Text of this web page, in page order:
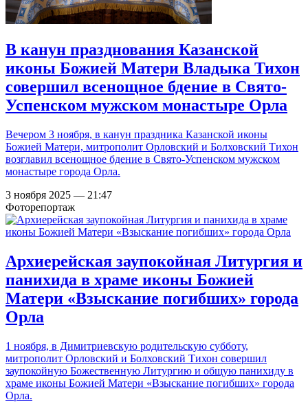
В канун празднования Казанской
иконы Божией Матери Владыка Тихон
совершил всенощное бдение в Свято-
Успенском мужском монастыре Орла
Вечером 3 ноября, в канун праздника Казанской иконы
Божией Матери, митрополит Орловский и Болховский Тихон
возглавил всенощное бдение в Свято-Успенском мужском
монастыре города Орла.
3 ноября 2025 — 21:47
Фоторепортаж
Архиерейская заупокойная Литургия и
панихида в храме иконы Божией
Матери «Взыскание погибших» города
Орла
1 ноября, в Димитриевскую родительскую субботу,
митрополит Орловский и Болховский Тихон совершил
заупокойную Божественную Литургию и общую панихиду в
храме иконы Божией Матери «Взыскание погибших» города
Орла.